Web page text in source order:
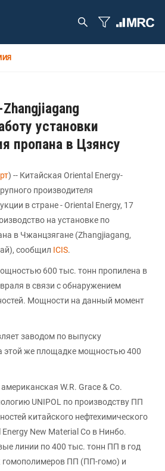
установки
пропана в Цзянсу
) -- Китайская Oriental Energy-
производителя
в стране - Oriental Energy, 17
на установке по
в Чжанцзягане (Zhangjiagang,
сообщил ICIS.
600 тыс. тонн пропилена в
в связи с обнаружением
Мощности на данный момент
заводом по выпуску
этой же площадке мощностью 400
W.R. Grace & Co.
UNIPOL по производству ПП
китайского нефтехимического
New Material Co в Нинбо.
линии по 400 тыс. тонн ПП в год
гомополимеров ПП (ПП-гомо) и